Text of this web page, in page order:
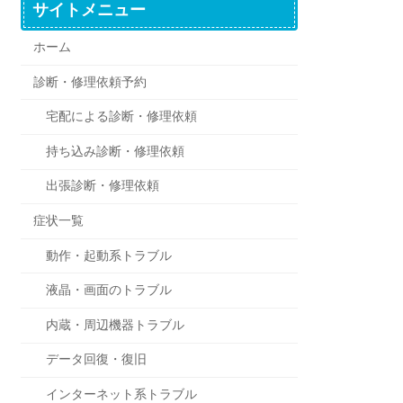
サイトメニュー
ホーム
診断・修理依頼予約
宅配による診断・修理依頼
持ち込み診断・修理依頼
出張診断・修理依頼
症状一覧
動作・起動系トラブル
液晶・画面のトラブル
内蔵・周辺機器トラブル
データ回復・復旧
インターネット系トラブル